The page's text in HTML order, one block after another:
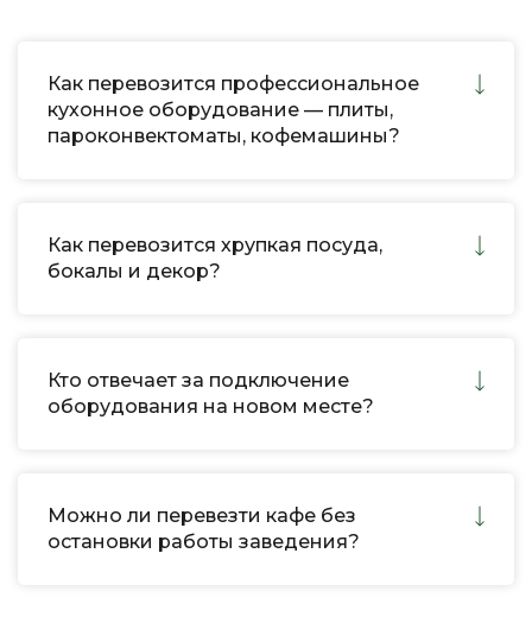
Как перевозится профессиональное
кухонное оборудование — плиты,
пароконвектоматы, кофемашины?
Как перевозится хрупкая посуда,
бокалы и декор?
Кто отвечает за подключение
оборудования на новом месте?
Можно ли перевезти кафе без
остановки работы заведения?